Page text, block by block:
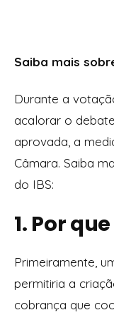
Saiba mais
Durante a
acalorar o
aprovada, a
Câmara. Saiba
do IBS:
1. Por
Primeiramente,
permitiria a
cobrança que